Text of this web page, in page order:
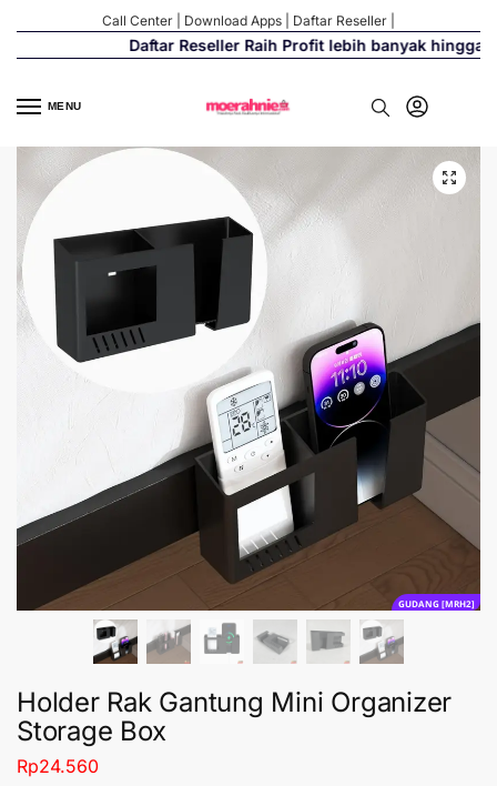
Call Center Download Apps Daftar Reseller
Daftar Reseller Raih Profit lebih banyak hingga
MENU
GUDANG [MRH2]
Holder Rak Gantung Mini Organizer
Storage Box
Rp24.560